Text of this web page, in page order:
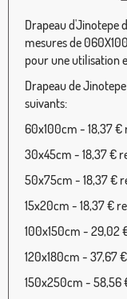
Drapeau d'Jinotepe
mesures de
pour une utilisation
Drapeau de
suivants:
60x100cm - 18,37 €
30x45cm - 18,37 €
50x75cm - 18,37 €
15x20cm - 18,37 €
100x150cm - 29,02
120x180cm - 37,67
150x250cm - 58,56